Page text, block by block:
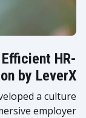
HR-
by LeverX
a culture
employer